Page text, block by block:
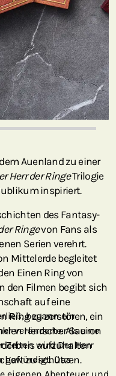
Auenland zu einer
Herr der RingeTrilogie
inspiriert.
des Fantasy-
Ringevon Fans als
Serien verehrt.
Mittelerde begleitet
Einen Ring von
den Filmen begibt sich
auf eine
Ring zu zerstören, ein
Herrscher Sauron
aufzuhalten
zu schützen.
begann ein
veränderte. Als eine
Zeiten wird Der Herr
gewürdigt. Das
eigenen Abenteuer und